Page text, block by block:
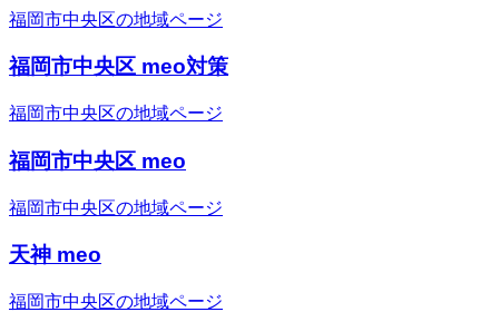
福岡市中央区の地域ページ
福岡市中央区 meo対策
福岡市中央区の地域ページ
福岡市中央区 meo
福岡市中央区の地域ページ
天神 meo
福岡市中央区の地域ページ